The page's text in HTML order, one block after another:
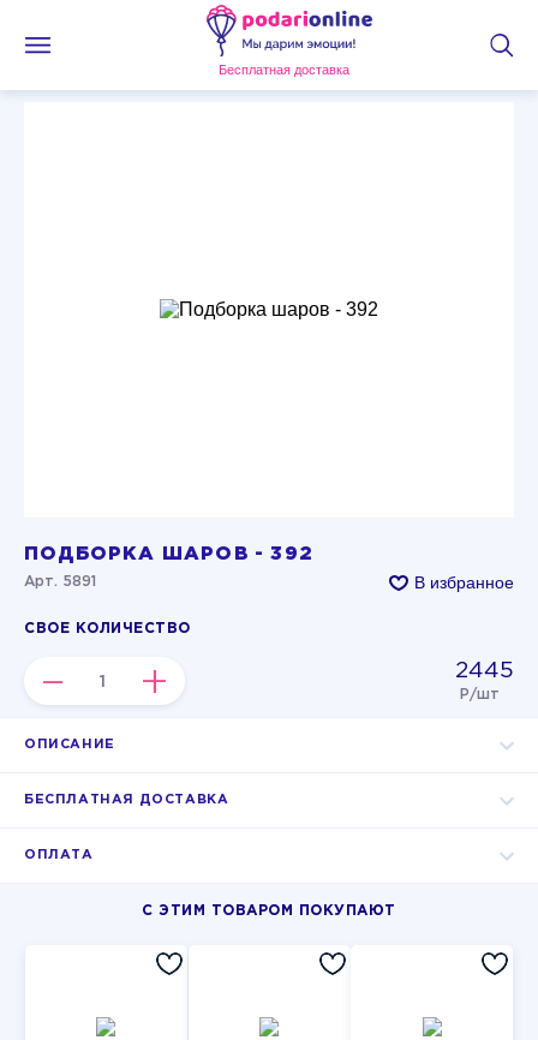
Бесплатная доставка
ПОДБОРКА ШАРОВ - 392
Арт. 5891 В избранное
СВОЕ КОЛИЧЕСТВО
– + 2445
Р/шт
ОПИСАНИЕ
БЕСПЛАТНАЯ ДОСТАВКА
ОПЛАТА
С ЭТИМ ТОВАРОМ ПОКУПАЮТ